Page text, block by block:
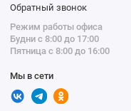
Обратный звонок
Режим работы офиса
Будни с 8:00 до 17:00
Пятница с 8:00 до 16:00
Мы в сети